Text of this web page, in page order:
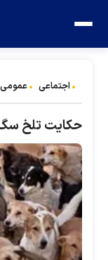
اجتماعی عمومی
حکایت تلخ